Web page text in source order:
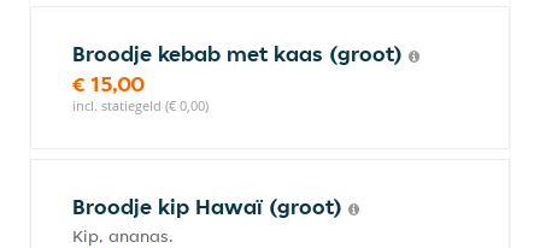
Broodje kebab met kaas (groot)
€ 15,00
incl. statiegeld (€ 0,00)
Broodje kip Hawaï (groot)
Kip, ananas.